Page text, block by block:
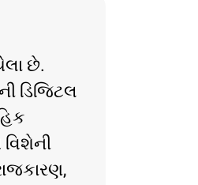
છે.
ડિજિટલ